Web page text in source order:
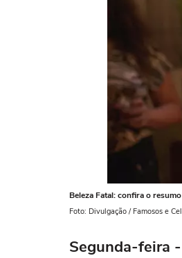
Beleza Fatal: confira o
Foto: Divulgação / Famosos e
Segunda-feira